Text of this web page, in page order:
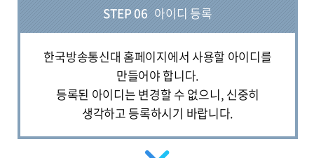
STEP 06 아이디 등록
한국방송통신대 홈페이지에서 사용할 아이디를
만들어야 합니다.
등록된 아이디는 변경할 수 없으니, 신중히
생각하고 등록하시기 바랍니다.